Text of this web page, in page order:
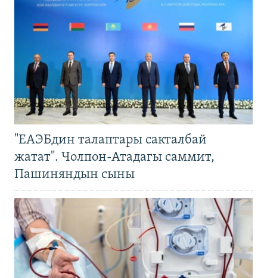
"ЕАЭБдин талаптары сакталбай
жатат". Чолпон-Атадагы саммит,
Пашиняндын сыны